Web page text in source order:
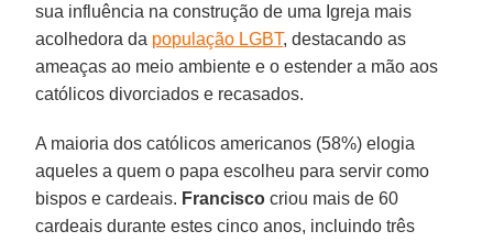
sua influência na construção de uma Igreja mais
acolhedora da população LGBT, destacando as
ameaças ao meio ambiente e o estender a mão aos
católicos divorciados e recasados.
A maioria dos católicos americanos (58%) elogia
aqueles a quem o papa escolheu para servir como
bispos e cardeais. Francisco criou mais de 60
cardeais durante estes cinco anos, incluindo três